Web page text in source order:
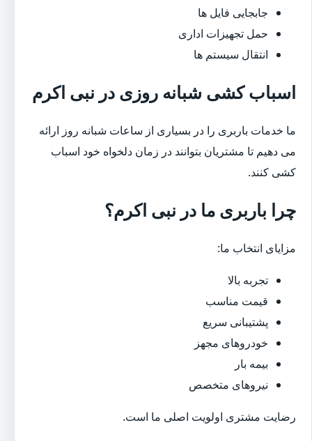
جابجایی فایل ها
حمل تجهیزات اداری
انتقال سیستم ها
اسباب کشی شبانه روزی در نبی اکرم
ما خدمات باربری را در بسیاری از ساعات شبانه روز ارائه
می دهیم تا مشتریان بتوانند در زمان دلخواه خود اسباب
کشی کنند.
چرا باربری ما در نبی اکرم؟
مزایای انتخاب ما:
تجربه بالا
قیمت مناسب
پشتیبانی سریع
خودروهای مجهز
بیمه بار
نیروهای متخصص
رضایت مشتری اولویت اصلی ما است.